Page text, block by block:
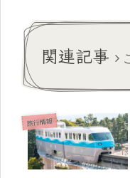
関連記事
旅行情報